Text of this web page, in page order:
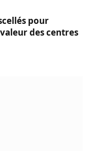
pour
des centres